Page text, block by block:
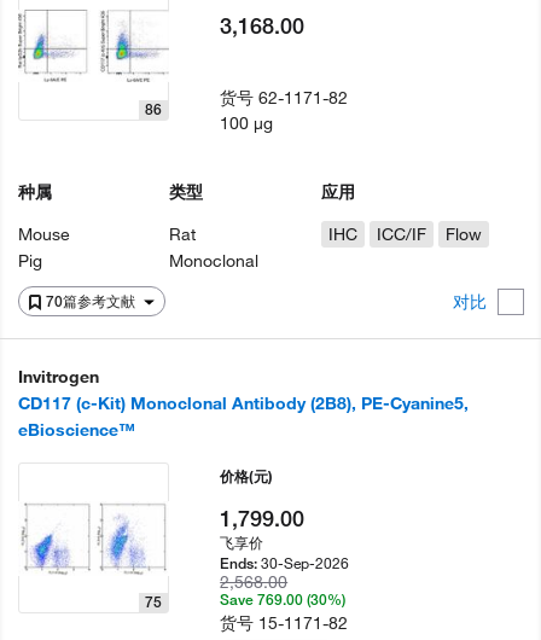
70篇参考文献 对比
86
种属
Mouse
Pig
类型
Rat
Monoclonal
应用
IHC
ICC/IF Flow
3,168.00
货号62-1171-82
100 µg
Invitrogen
CD117 (c-Kit) Monoclonal Antibody (2B8), PE-Cyanine5,
eBioscience™
75
价格(元)
1,799.00
飞享价
Ends:30-Sep-2026
2,568.00
Save 769.00 (30%)
货号 15-1171-82